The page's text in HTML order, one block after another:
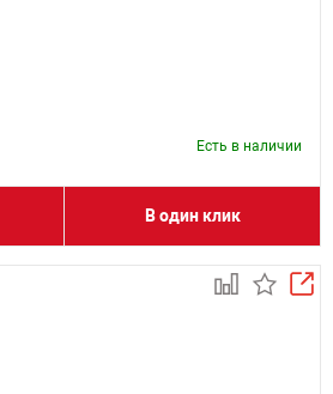
Есть в наличии
В один клик